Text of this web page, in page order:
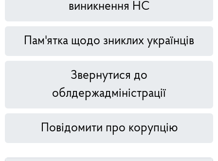
виникнення НС
Пам'ятка щодо зниклих українців
Звернутися до
облдержадміністрації
Повідомити про корупцію